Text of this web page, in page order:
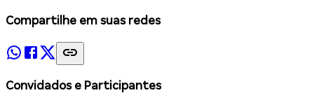
Compartilhe em suas redes
Convidados e Participantes